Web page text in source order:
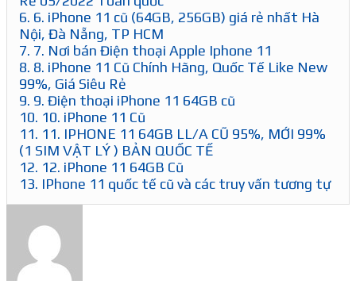
6. 6. iPhone 11 cũ (64GB, 256GB) giá rẻ nhất Hà
Nội, Đà Nẵng, TP HCM
7. 7. Nơi bán Điện thoại Apple Iphone 11
8. 8. iPhone 11 Cũ Chính Hãng, Quốc Tế Like New
99%, Giá Siêu Rẻ
9. 9. Điện thoại iPhone 11 64GB cũ
10. 10. iPhone 11 Cũ
11. 11. IPHONE 11 64GB LL/A CŨ 95%, MỚI 99%
(1 SIM VẬT LÝ ) BẢN QUỐC TẾ
12. 12. iPhone 11 64GB Cũ
13. IPhone 11 quốc tế cũ và các truy vấn tương tự